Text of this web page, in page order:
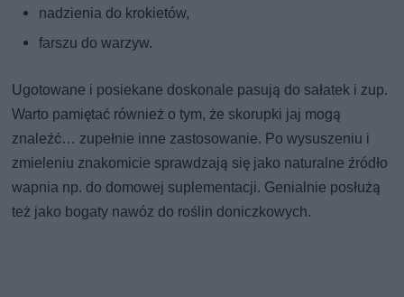
nadzienia do krokietów,
farszu do warzyw.
Ugotowane i posiekane doskonale pasują do sałatek i zup.
Warto pamiętać również o tym, że skorupki jaj mogą
znaleźć… zupełnie inne zastosowanie. Po wysuszeniu i
zmieleniu znakomicie sprawdzają się jako naturalne źródło
wapnia np. do domowej suplementacji. Genialnie posłużą
też jako bogaty nawóz do roślin doniczkowych.